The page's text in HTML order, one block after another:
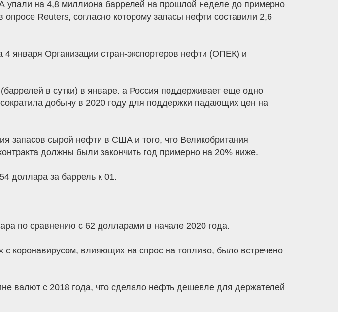
на 4,8 миллиона баррелей на прошлой неделе до примерно
Reuters, согласно которому запасы нефти составили 2,6
4 января Организации стран-экспортеров нефти (ОПЕК) и
в сутки) в январе, а Россия поддерживает еще одно
добычу в 2020 году для поддержки падающих цен на
запасов сырой нефти в США и того, что Великобритания
должны были закончить год примерно на 20% ниже.
доллара за баррель к 01.
по сравнению с 62 долларами в начале 2020 года.
коронавирусом, влияющих на спрос на топливо, было встречено
валют с 2018 года, что сделало нефть дешевле для держателей